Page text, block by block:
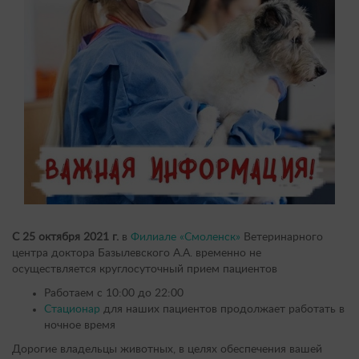
С 25 октября 2021 г. в Филиале «Смоленск» Ветеринарного
центра доктора Базылевского А.А. временно не
осуществляется круглосуточный прием пациентов
Работаем с 10:00 до 22:00
Стационар для наших пациентов продолжает работать в
ночное время
Дорогие владельцы животных, в целях обеспечения вашей